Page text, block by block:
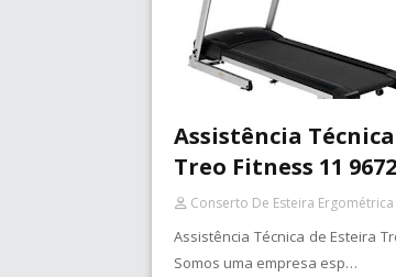
Assistência
Treo Fitness 11
Conserto De Esteira Ergométrica
Assistência Técnica de Esteira
Somos uma empresa esp…